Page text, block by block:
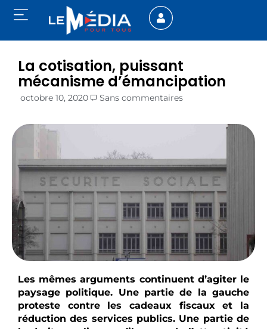
La cotisation, puissant
mécanisme d’émancipation
octobre 10, 2020 Sans commentaires
Les mêmes arguments continuent d’agiter le
paysage politique. Une partie de la gauche
proteste contre les cadeaux fiscaux et la
réduction des services publics. Une partie de